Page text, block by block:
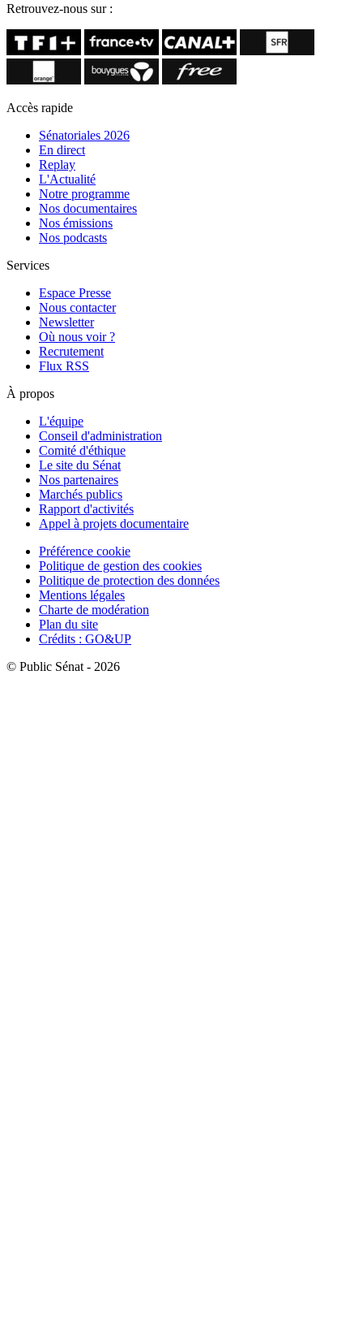
Retrouvez-nous sur :
Accès rapide
Sénatoriales 2026
En direct
Replay
L'Actualité
Notre programme
Nos documentaires
Nos émissions
Nos podcasts
Services
Espace Presse
Nous contacter
Newsletter
Où nous voir ?
Recrutement
Flux RSS
À propos
L'équipe
Conseil d'administration
Comité d'éthique
Le site du Sénat
Nos partenaires
Marchés publics
Rapport d'activités
Appel à projets documentaire
Préférence cookie
Politique de gestion des cookies
Politique de protection des données
Mentions légales
Charte de modération
Plan du site
Crédits : GO&UP
© Public Sénat - 2026